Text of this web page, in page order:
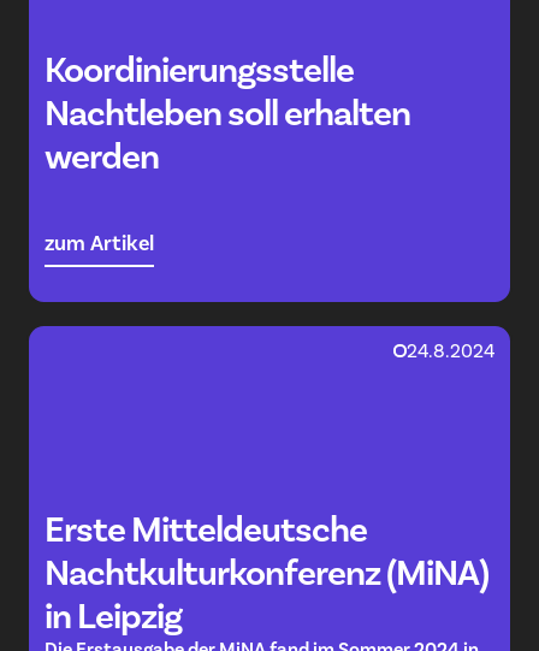
Koordinierungsstelle
Nachtleben soll erhalten
werden
zum Artikel
24.8.2024
Erste Mitteldeutsche
Nachtkulturkonferenz (MiNA)
in Leipzig